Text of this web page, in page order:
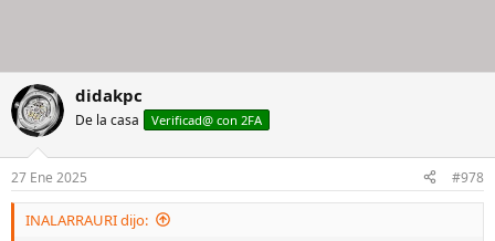
didakpc
De la casa Verificad@ con 2FA
27 Ene 2025 #978
INALARRAURI dijo: